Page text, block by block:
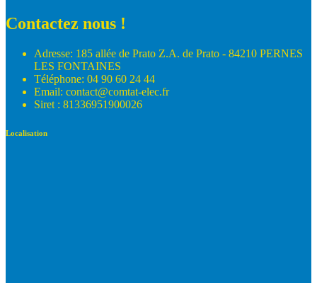
Contactez nous !
Adresse: 185 allée de Prato Z.A. de Prato - 84210 PERNES
LES FONTAINES
Téléphone: 04 90 60 24 44
Email: contact@comtat-elec.fr
Siret : 81336951900026
Localisation